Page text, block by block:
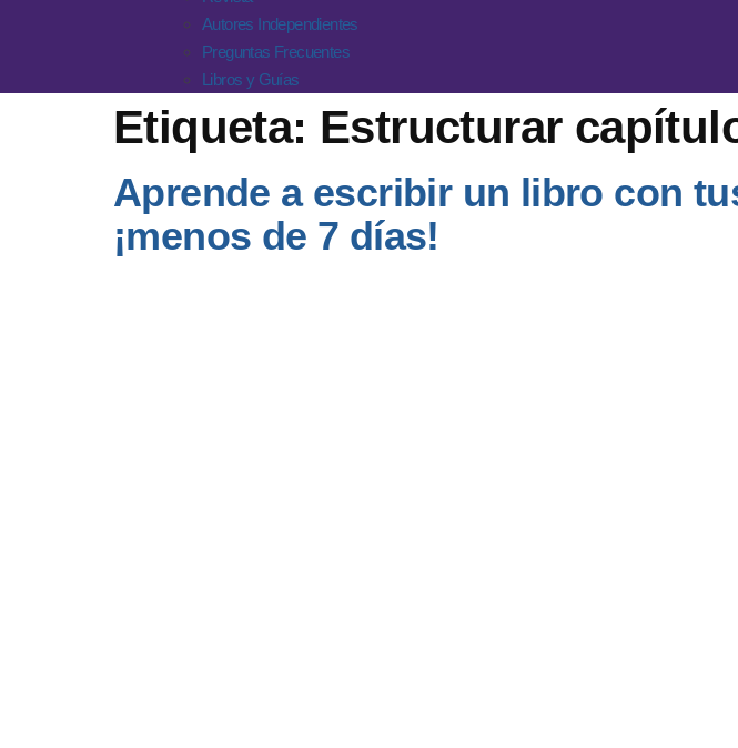
Autores Independientes
Preguntas Frecuentes
Libros y Guías
Etiqueta: Estructurar
Aprende a escribir un libro con
¡menos de 7 días!